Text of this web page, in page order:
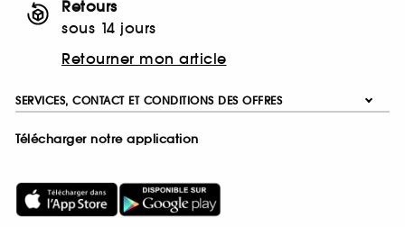
Retours
sous 14 jours
Retourner mon article
SERVICES, CONTACT ET CONDITIONS DES OFFRES
Télécharger notre application